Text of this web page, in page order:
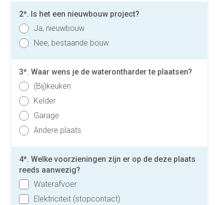
2*. Is het een nieuwbouw project?
Ja, nieuwbouw
Nee, bestaande bouw
3*. Waar wens je de waterontharder te plaatsen?
(Bij)keuken
Kelder
Garage
Andere plaats
4*. Welke voorzieningen zijn er op de deze plaats
reeds aanwezig?
Waterafvoer
Elektriciteit (stopcontact)